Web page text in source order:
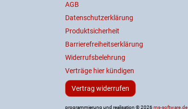
AGB
Datenschutzerklärung
Produktsicherheit
Barrierefreiheitserklärung
Widerrufsbelehrung
Verträge hier kündigen
Vertrag widerrufen
programmierung und realisation © 2026 ms-software.de